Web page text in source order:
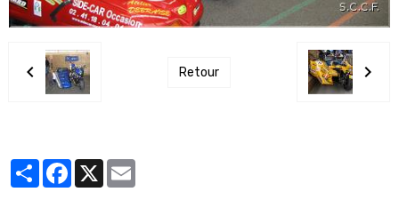
Retour
PartagerFacebook
X